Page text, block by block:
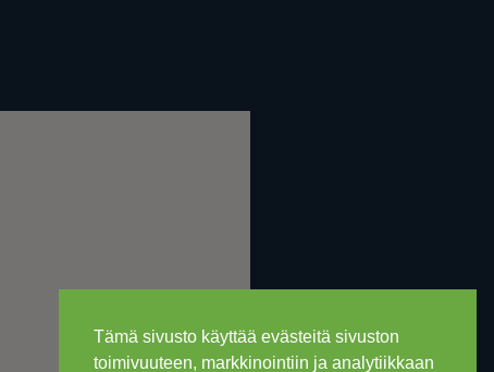
Tämä sivusto käyttää evästeitä sivuston
toimivuuteen, markkinointiin ja analytiikkaan